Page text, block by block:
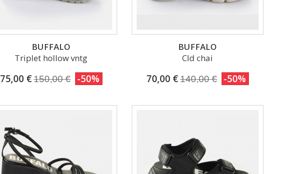
BUFFALO
Triplet hollow vntg
75,00 €150,00 € -50%
BUFFALO
Cld chai
70,00 €140,00 € -50%